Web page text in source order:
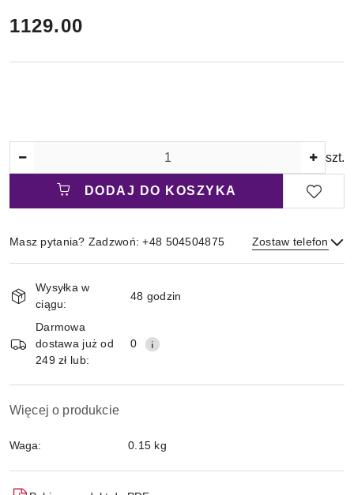
cena:
1129.00
szt.
DODAJ DO KOSZYKA
Masz pytania? Zadzwoń: +48 504504875 Zostaw telefon
i
dostawa
Wysyłka w
ciągu:
48 godzin
Darmowa
dostawa już od
249 zł lub:
0
Więcej o produkcie
Waga: 0.15 kg